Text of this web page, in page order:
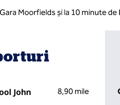
Moorfields și la 10 minute
John
8,90 mile